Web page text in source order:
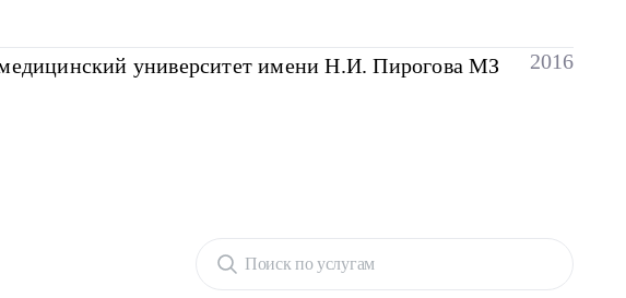
университет имени Н.И. Пирогова МЗ
2016
Поиск по услугам